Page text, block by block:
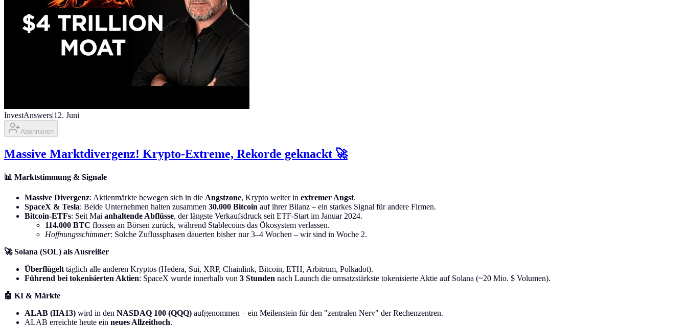
InvestAnswers|12. Juni
Abonnieren
Massive Marktdivergenz! Krypto-Extreme, Rekorde geknackt 🚀
📊 Marktstimmung & Signale
Massive Divergenz: Aktienmärkte bewegen sich in die Angstzone, Krypto weiter in extremer Angst.
SpaceX & Tesla: Beide Unternehmen halten zusammen 30.000 Bitcoin auf ihrer Bilanz – ein starkes Signal für andere Firmen.
Bitcoin-ETFs: Seit Mai anhaltende Abflüsse, der längste Verkaufsdruck seit ETF-Start im Januar 2024.
114.000 BTC flossen an Börsen zurück, während Stablecoins das Ökosystem verlassen.
Hoffnungsschimmer: Solche Zuflussphasen dauerten bisher nur 3–4 Wochen – wir sind in Woche 2.
🚀 Solana (SOL) als Ausreißer
Überflügelt täglich alle anderen Kryptos (Hedera, Sui, XRP, Chainlink, Bitcoin, ETH, Arbitrum, Polkadot).
Führend bei tokenisierten Aktien: SpaceX wurde innerhalb von 3 Stunden nach Launch die umsatzstärkste tokenisierte Aktie auf Solana (~20 Mio. $ Volumen).
🤖 KI & Märkte
ALAB (IIA13) wird in den NASDAQ 100 (QQQ) aufgenommen – ein Meilenstein für den "zentralen Nerv" der Rechenzentren.
ALAB erreichte heute ein neues Allzeithoch.